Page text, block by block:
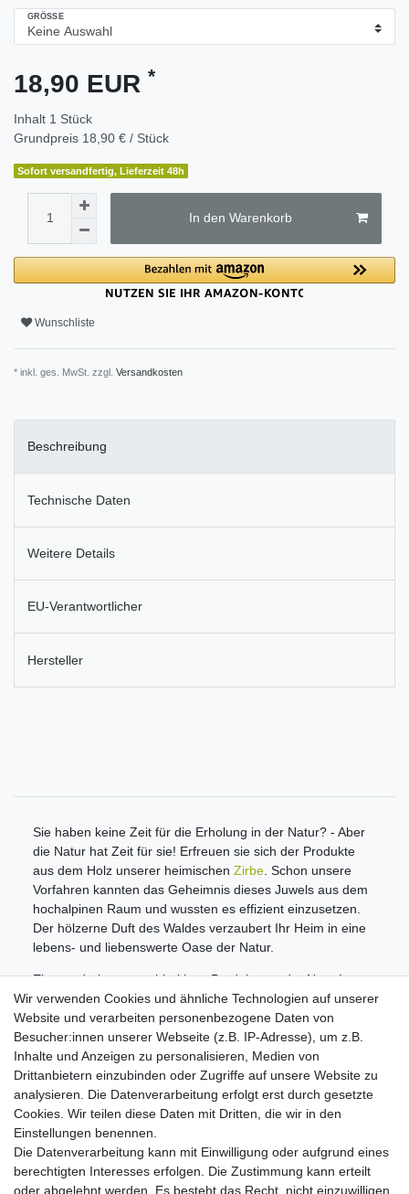
GRÖSSE
18,90 EUR *
Inhalt 1 Stück
Grundpreis 18,90 € / Stück
Sofort versandfertig, Lieferzeit 48h
In den Warenkorb
Wunschliste
* inkl. ges. MwSt. zzgl. Versandkosten
Beschreibung
Technische Daten
Weitere Details
EU-Verantwortlicher
Hersteller
Sie haben keine Zeit für die Erholung in der Natur? - Aber
die Natur hat Zeit für sie! Erfreuen sie sich der Produkte
aus dem Holz unserer heimischen Zirbe . Schon unsere
Vorfahren kannten das Geheimnis dieses Juwels aus dem
hochalpinen Raum und wussten es effizient einzusetzen.
Der hölzerne Duft des Waldes verzaubert Ihr Heim in eine
lebens- und liebenswerte Oase der Natur.
Ein wunderbares nachhaltiges Produkt aus der Natur!
Informationen
Zahlungsmöglichkeiten
Versandinformationen
Kontakt
Wiederverkäufer / Händler
Social Media
Facebook
Instagram
Wir verwenden Cookies und ähnliche Technologien auf unserer
Website und verarbeiten personenbezogene Daten von
Besucher:innen unserer Webseite (z.B. IP-Adresse), um z.B.
Inhalte und Anzeigen zu personalisieren, Medien von
Drittanbietern einzubinden oder Zugriffe auf unsere Website zu
analysieren. Die Datenverarbeitung erfolgt erst durch gesetzte
Cookies. Wir teilen diese Daten mit Dritten, die wir in den
Einstellungen benennen.
Die Datenverarbeitung kann mit Einwilligung oder aufgrund eines
berechtigten Interesses erfolgen. Die Zustimmung kann erteilt
oder abgelehnt werden. Es besteht das Recht, nicht einzuwilligen